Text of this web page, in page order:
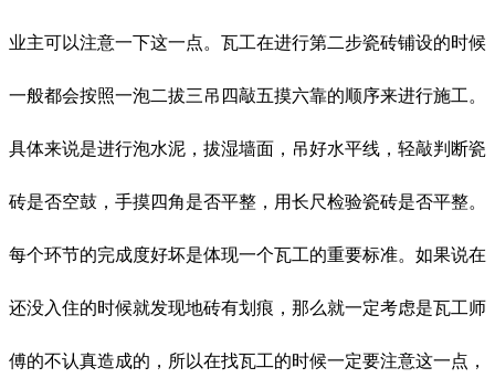
业主可以注意一下这一点。瓦工在进行第二步瓷砖铺设的时候
一般都会按照一泡二拔三吊四敲五摸六靠的顺序来进行施工。
具体来说是进行泡水泥，拔湿墙面，吊好水平线，轻敲判断瓷
砖是否空鼓，手摸四角是否平整，用长尺检验瓷砖是否平整。
每个环节的完成度好坏是体现一个瓦工的重要标准。如果说在
还没入住的时候就发现地砖有划痕，那么就一定考虑是瓦工师
傅的不认真造成的，所以在找瓦工的时候一定要注意这一点，